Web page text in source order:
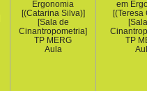
Ergonomia
[(Catarina Silva)]
[Sala de
Cinantropometria]
TP MERG
Aula
em
[(Teresa
TP